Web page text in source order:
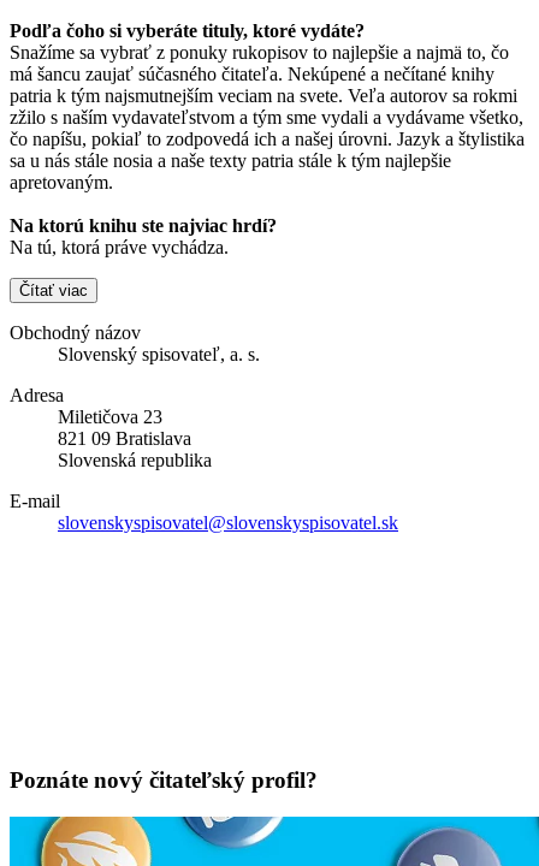
Podľa čoho si vyberáte tituly, ktoré vydáte?
Snažíme sa vybrať z ponuky rukopisov to najlepšie a najmä to, čo
má šancu zaujať súčasného čitateľa. Nekúpené a nečítané knihy
patria k tým najsmutnejším veciam na svete. Veľa autorov sa rokmi
zžilo s naším vydavateľstvom a tým sme vydali a vydávame všetko,
čo napíšu, pokiaľ to zodpovedá ich a našej úrovni. Jazyk a štylistika
sa u nás stále nosia a naše texty patria stále k tým najlepšie
apretovaným.
Na ktorú knihu ste najviac hrdí?
Na tú, ktorá práve vychádza.
Čítať viac
Obchodný názov
Slovenský spisovateľ, a. s.
Adresa
Miletičova 23
821 09 Bratislava
Slovenská republika
E-mail
slovenskyspisovatel@slovenskyspisovatel.sk
Poznáte nový čitateľský profil?